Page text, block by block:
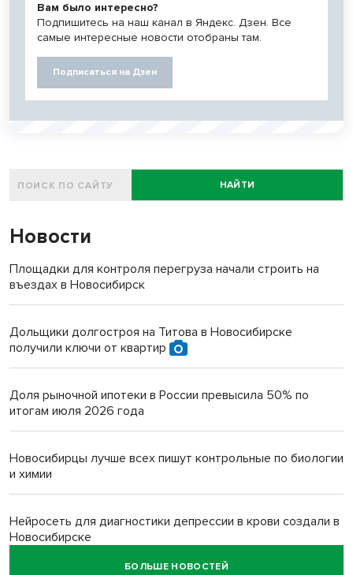
Вам было интересно?
Подпишитесь на наш канал в Яндекс. Дзен. Все
самые интересные новости отобраны там.
Подписаться на Дзен
НАЙТИ
Новости
Площадки для контроля перегруза начали строить на
въездах в Новосибирск
Дольщики долгостроя на Титова в Новосибирске
получили ключи от квартир
Доля рыночной ипотеки в России превысила 50% по
итогам июля 2026 года
Новосибирцы лучше всех пишут контрольные по биологии
и химии
Нейросеть для диагностики депрессии в крови создали в
Новосибирске
БОЛЬШЕ НОВОСТЕЙ